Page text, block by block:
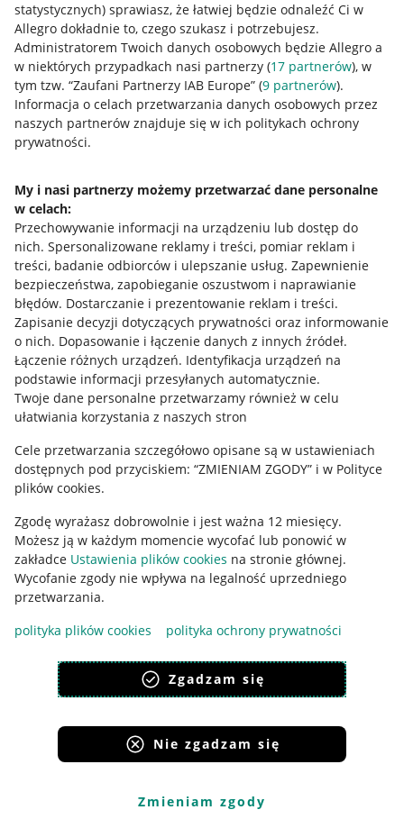
statystycznych) sprawiasz, że łatwiej będzie odnaleźć Ci w
Allegro dokładnie to, czego szukasz i potrzebujesz.
Administratorem Twoich danych osobowych będzie Allegro a
w niektórych przypadkach nasi partnerzy (17 partnerów), w
tym tzw. “Zaufani Partnerzy IAB Europe” (9 partnerów).
Informacja o celach przetwarzania danych osobowych przez
naszych partnerów znajduje się w ich politykach ochrony
prywatności.
My i nasi partnerzy możemy przetwarzać dane personalne
w celach:
Przechowywanie informacji na urządzeniu lub dostęp do
nich. Spersonalizowane reklamy i treści, pomiar reklam i
treści, badanie odbiorców i ulepszanie usług. Zapewnienie
bezpieczeństwa, zapobieganie oszustwom i naprawianie
błędów. Dostarczanie i prezentowanie reklam i treści.
Zapisanie decyzji dotyczących prywatności oraz informowanie
o nich. Dopasowanie i łączenie danych z innych źródeł.
Łączenie różnych urządzeń. Identyfikacja urządzeń na
podstawie informacji przesyłanych automatycznie.
Twoje dane personalne przetwarzamy również w celu
ułatwiania korzystania z naszych stron
Cele przetwarzania szczegółowo opisane są w ustawieniach
dostępnych pod przyciskiem: “ZMIENIAM ZGODY” i w Polityce
plików cookies.
Zgodę wyrażasz dobrowolnie i jest ważna 12 miesięcy.
Możesz ją w każdym momencie wycofać lub ponowić w
zakładce Ustawienia plików cookies na stronie głównej.
Wycofanie zgody nie wpływa na legalność uprzedniego
przetwarzania.
polityka plików cookies
polityka ochrony prywatności
Zgadzam się
Nie zgadzam się
Zmieniam zgody
Przydatne informacje
Jak to działa
Allegro Gadane dla sprzedających
Allegro Gadane dla kupujących
Mapa miejscowości
Informacje prawne
Regulamin
Polityka plików "cookies"
Ustawienia plików "cookies"
Udostępnianie lokalizacji
Informacje dla Aktu o Usługach Cyfrowych
Pobierz aplikację
Korzystanie z serwisu oznacza akceptacjęregulaminu